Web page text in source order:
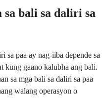
sa bali sa daliri sa
sa paa ay nag-iiba depende sa
kung gaano kalubha ang bali.
sa mga bali sa daliri sa paa
walang operasyon o